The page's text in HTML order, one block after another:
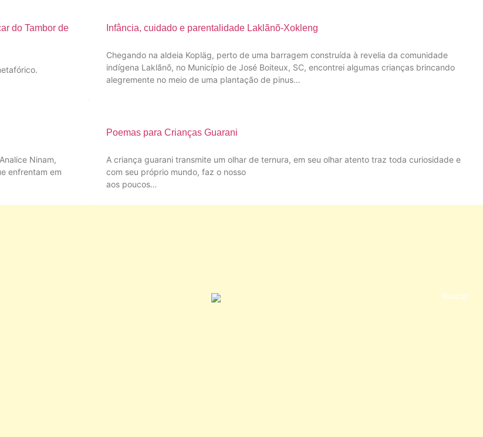
do Tambor de
Infância, cuidado e parentalidade Laklãnõ-Xokleng
Chegando na aldeia Kopläg, perto de uma barragem construída à revelia da comunidade
indígena Laklãnõ, no Município de José Boiteux, SC, encontrei algumas crianças brincando
alegremente no meio de uma plantação de pinus…
Ninam,
enfrentam em
Poemas para Crianças Guarani
A criança guarani transmite um olhar de ternura, em seu olhar atento traz toda curiosidade e
com seu próprio mundo, faz o nosso
aos poucos…